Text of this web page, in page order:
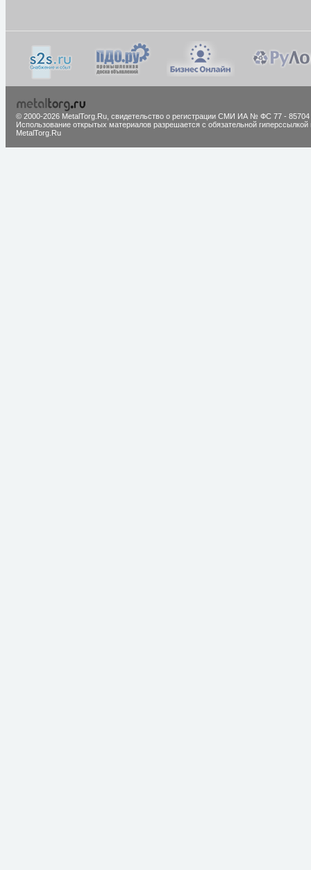
© 2000-2026 MetalTorg.Ru, cвидетельство о регистрации СМИ ИА № ФС 77 - 85704
Использование открытых материалов разрешается с обязательной гиперссылкой
MetalTorg.Ru